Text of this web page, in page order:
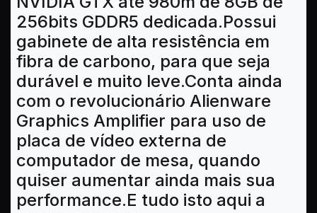
256bits GDDR5 dedicada.Possui
gabinete de alta resistência em
fibra de carbono, para que seja
durável e muito leve.Conta ainda
com o revolucionário Alienware
Graphics Amplifier para uso de
placa de vídeo externa de
computador de mesa, quando
quiser aumentar ainda mais sua
performance.E tudo isto aqui a